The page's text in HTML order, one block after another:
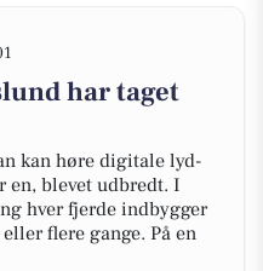
har taget
kan høre digitale lyd-
en, blevet udbredt. I
hver fjerde indbygger
flere gange. På en